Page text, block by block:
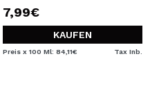
7,99€
KAUFEN
Preis x 100 Ml: 84,11€ Tax Inb.